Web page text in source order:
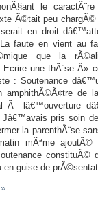
le
Ã©tait peu
en droit
faute en vient au
que la
une thÃ¨se Â»
: Soutenance
de
Ã lâ€™ouverture
Jâ€™avais pris soin
la parenthÃ¨se
mÃªme
constituÃ©
en guise de